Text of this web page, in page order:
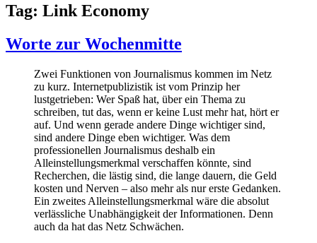
Tag: Link Economy
Worte zur Wochenmitte
Zwei Funktionen von Journalismus kommen im Netz
zu kurz. Internetpublizistik ist vom Prinzip her
lustgetrieben: Wer Spaß hat, über ein Thema zu
schreiben, tut das, wenn er keine Lust mehr hat, hört er
auf. Und wenn gerade andere Dinge wichtiger sind,
sind andere Dinge eben wichtiger. Was dem
professionellen Journalismus deshalb ein
Alleinstellungsmerkmal verschaffen könnte, sind
Recherchen, die lästig sind, die lange dauern, die Geld
kosten und Nerven – also mehr als nur erste Gedanken.
Ein zweites Alleinstellungsmerkmal wäre die absolut
verlässliche Unabhängigkeit der Informationen. Denn
auch da hat das Netz Schwächen.